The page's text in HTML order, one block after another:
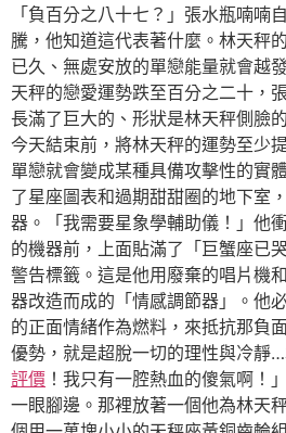
「負百分之八十七？」張水瓶喃喃
騰，他知道這代表著什麼。林天秤
已久、無處安放的單戀能量就會越
天秤的戀愛運勢跌至百分之二十，
長滿了巨大的、形狀是林天秤側臉
今天結束前，將林天秤的運勢至少
單戀就會變成某種具備攻擊性的實
了星座圖表和過期甜甜圈的地下室
器。「我需要星象學輔助儀！」他
的機器前，上面貼滿了「巨蟹座已
警告標籤。這是他用廢棄的唱片機
器改造而成的「情感調節器」。他
的正面情緒作為燃料，來抵抗那負
優勢，就是超脫一切的理性與冷靜
評價 ！我只有一腔熱血的傻氣啊！
一眼腳邊。那裡放著一個他為林天